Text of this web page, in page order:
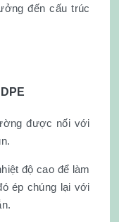
đến cấu trúc
được nối với
độ cao để làm
ép chúng lại với